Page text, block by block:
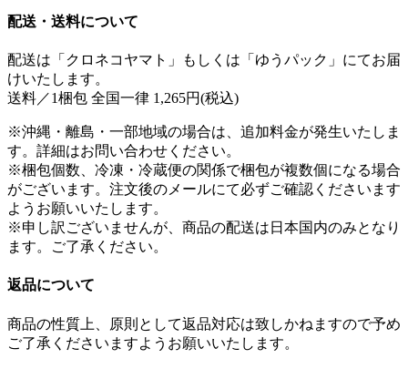
配送・送料について
配送は「クロネコヤマト」もしくは「ゆうパック」にてお届
けいたします。
送料／1梱包 全国一律 1,265円(税込)
※沖縄・離島・一部地域の場合は、追加料金が発生いたしま
す。詳細はお問い合わせください。
※梱包個数、冷凍・冷蔵便の関係で梱包が複数個になる場合
がございます。注文後のメールにて必ずご確認くださいます
ようお願いいたします。
※申し訳ございませんが、商品の配送は日本国内のみとなり
ます。ご了承ください。
返品について
商品の性質上、原則として返品対応は致しかねますので予め
ご了承くださいますようお願いいたします。